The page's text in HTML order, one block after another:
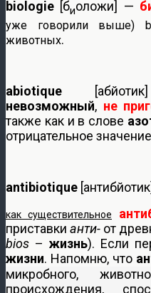
biologie [биоложи] —
уже говорили выше)
животных.
abiotique
невозможный, не
также как и в слове
отрицательное
antibiotique
как существительное
приставки анти- от
bios – жизнь). Если
жизни. Напомню, что
микробного,
происхождения,